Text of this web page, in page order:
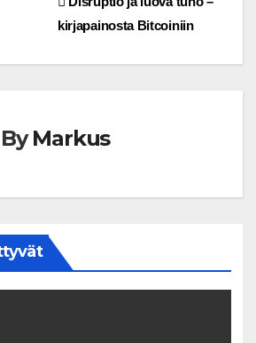
kirjapainosta Bitcoiniin
ByMarkus